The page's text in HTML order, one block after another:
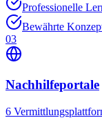
Professionelle
Bewährte
03
Nachhilfeportale
6